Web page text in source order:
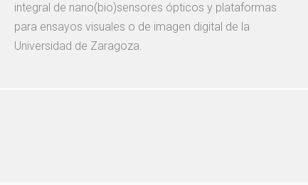
integral de nano(bio)sensores ópticos y plataformas
para ensayos visuales o de imagen digital de la
Universidad de Zaragoza.